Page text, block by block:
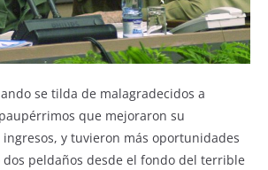
se tilda de malagradecidos a
que mejoraron su
y tuvieron más oportunidades
peldaños desde el fondo del terrible